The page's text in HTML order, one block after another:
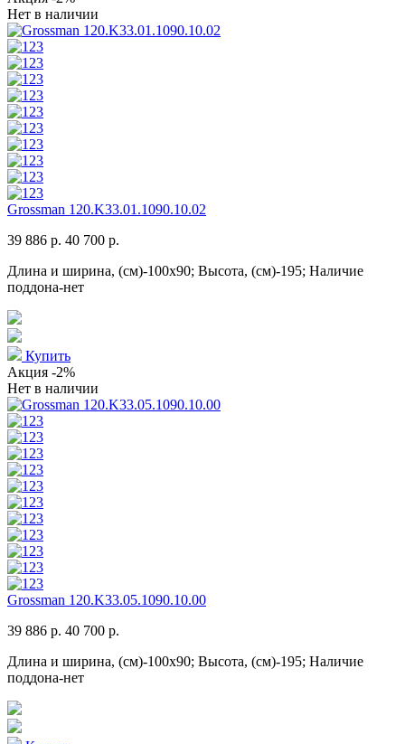
Нет в наличии
Grossman 120.K33.01.1090.10.02
39 886 р. 40 700 р.
Длина и ширина, (см)-100x90; Высота, (см)-195; Наличие
поддона-нет
Купить
Акция -2%
Нет в наличии
Grossman 120.K33.05.1090.10.00
39 886 р. 40 700 р.
Длина и ширина, (см)-100x90; Высота, (см)-195; Наличие
поддона-нет